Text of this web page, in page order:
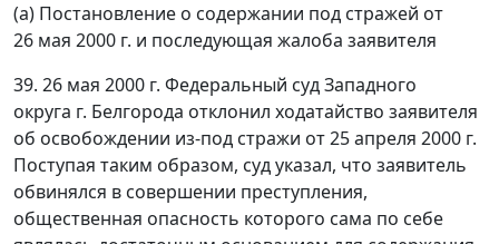
(а) Постановление о содержании под стражей от
26 мая 2000 г. и последующая жалоба заявителя
39. 26 мая 2000 г. Федеральный суд Западного
округа г. Белгорода отклонил ходатайство заявителя
об освобождении из-под стражи от 25 апреля 2000 г.
Поступая таким образом, суд указал, что заявитель
обвинялся в совершении преступления,
общественная опасность которого сама по себе